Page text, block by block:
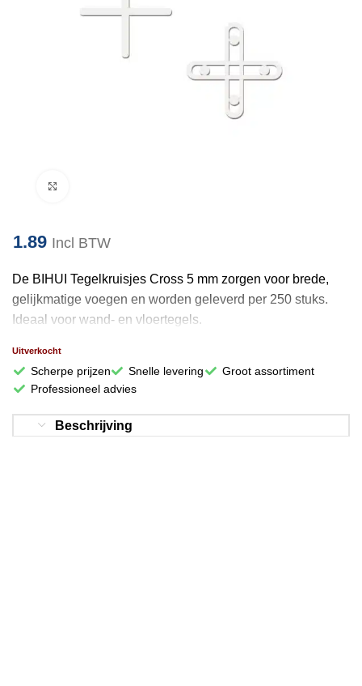
1.89 Incl BTW
De BIHUI Tegelkruisjes Cross 5 mm zorgen voor brede,
gelijkmatige voegen en worden geleverd per 250 stuks.
Ideaal voor wand- en vloertegels.
Uitverkocht
Scherpe prijzen Snelle levering
Groot assortiment
Professioneel advies
Beschrijving